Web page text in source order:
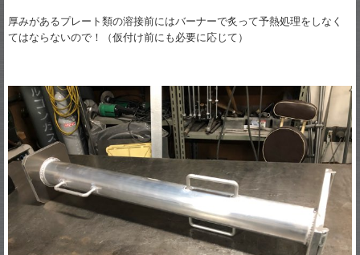
厚みがあるプレート類の溶接前にはバーナーで炙って予熱処理をしなく
てはならないので！（仮付け前にも必要に応じて）